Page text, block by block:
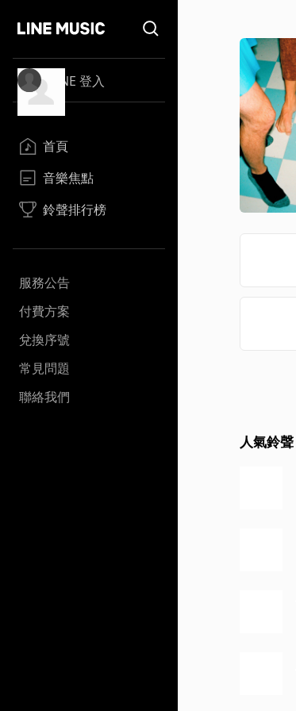
LINE 登入
首頁
音樂焦點
鈴聲排行榜
服務公告
付費方案
兌換序號
常見問題
聯絡我們
人氣鈴聲